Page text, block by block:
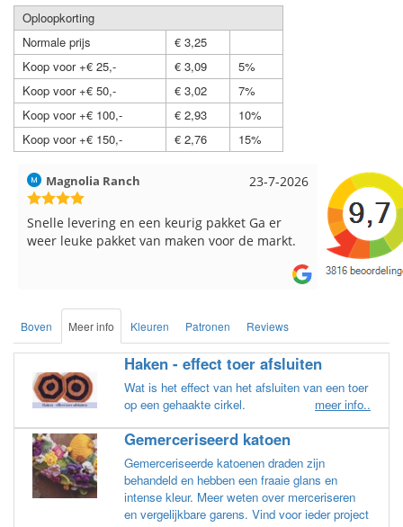
Oploopkorting
Normale prijs
€ 3,25
Koop voor +€ 25,-
€ 3,09
5%
Koop voor +€ 50,-
€ 3,02
7%
Koop voor +€ 100,-
€ 2,93
10%
Koop voor +€ 150,-
€ 2,76 15%
2026 17-7-2026
Hilde uit Loyers
Reeds meerdere keren breigaren en
breinaalden besteld, altijd heel tevreden over
Boven Meer info Kleuren Patronen Reviews
Haken - effect toer afsluiten
Wat is het effect van het afsluiten van een toer
op een gehaakte cirkel.
meer info..
Gemerceriseerd katoen
Gemerceriseerde katoenen draden zijn
behandeld en hebben een fraaie glans en
intense kleur. Meer weten over merceriseren
en vergelijkbare garens. Vind voor ieder project